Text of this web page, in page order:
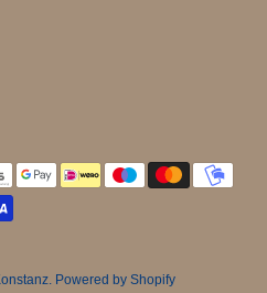
. Powered by Shopify